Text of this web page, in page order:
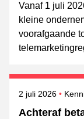
Vanaf 1 juli
kleine
voorafgaande
Achteraf
Gepubliceerd op
2 juli 2026